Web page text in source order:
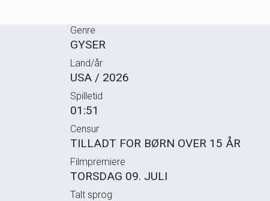
Genre
GYSER
Land/år
USA / 2026
Spilletid
01:51
Censur
TILLADT FOR BØRN OVER 15 ÅR
Filmpremiere
TORSDAG 09. JULI
Talt sprog